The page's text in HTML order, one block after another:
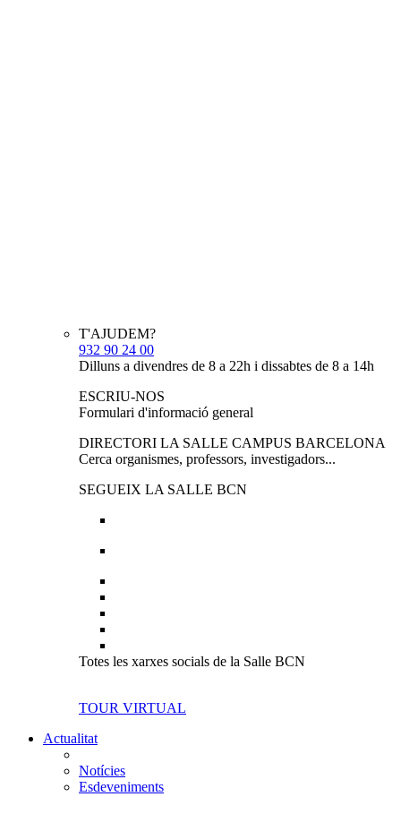
T'AJUDEM?
932 90 24 00
Dilluns a divendres de 8 a 22h i dissabtes de 8 a 14h
ESCRIU-NOS
Formulari d'informació general
DIRECTORI LA SALLE CAMPUS BARCELONA
Cerca organismes, professors, investigadors...
SEGUEIX LA SALLE BCN
Totes les xarxes socials de la Salle BCN
TOUR VIRTUAL
Actualitat
Notícies
Esdeveniments